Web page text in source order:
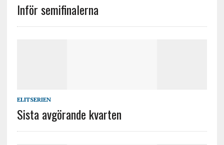
Inför semifinalerna
ELITSERIEN
Sista avgörande kvarten